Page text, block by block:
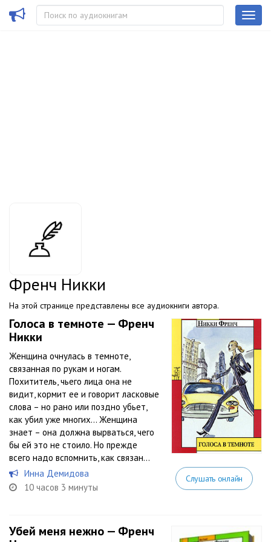
Френч Никки
На этой странице представлены все аудиокниги автора.
Голоса в темноте — Френч
Никки
Женщина очнулась в темноте,
связанная по рукам и ногам.
Похититель, чьего лица она не
видит, кормит ее и говорит ласковые
слова – но рано или поздно убьет,
как убил уже многих… Женщина
знает – она должна вырваться, чего
бы ей это не стоило. Но прежде
всего надо вспомнить, как связан...
Инна Демидова
10 часов 3 минуты
Слушать онлайн
Убей меня нежно — Френч